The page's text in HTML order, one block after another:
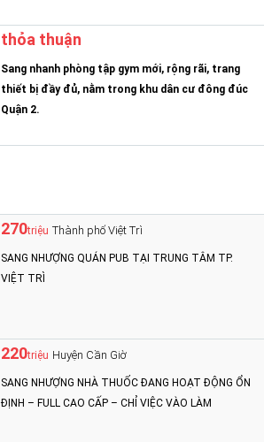
thỏa thuận
Sang nhanh phòng tập gym mới, rộng rãi, trang
thiết bị đầy đủ, nằm trong khu dân cư đông đúc
Quận 2.
270triệu Thành phố Việt Trì
SANG NHƯỢNG QUÁN PUB TẠI TRUNG TÂM TP.
VIỆT TRÌ
220triệu Huyện Cần Giờ
SANG NHƯỢNG NHÀ THUỐC ĐANG HOẠT ĐỘNG ỔN
ĐỊNH – FULL CAO CẤP – CHỈ VIỆC VÀO LÀM